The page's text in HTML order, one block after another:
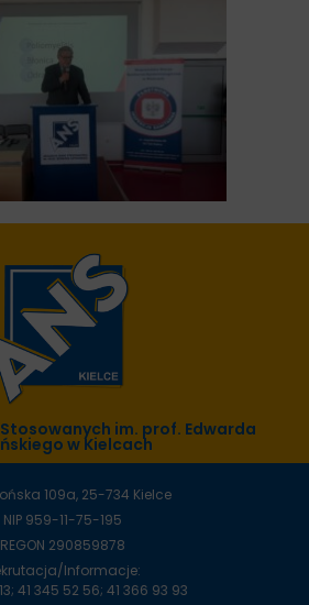
im. prof. Edwarda
w Kielcach
109a, 25-734 Kielce
NIP 959-11-75-195
REGON 290859878
Informacje:
41 345 52 56; 41 366 93 93